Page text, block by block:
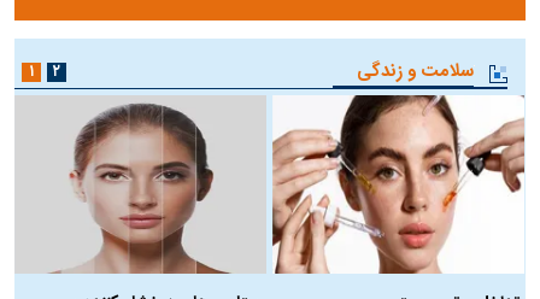
سلامت و زندگی ۱ ۲